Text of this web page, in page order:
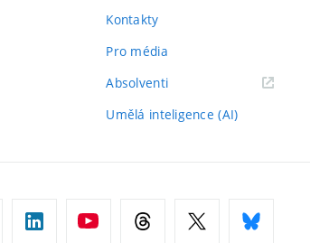
Kontakty
Pro média
Absolventi(externí
Umělá inteligence (AI)